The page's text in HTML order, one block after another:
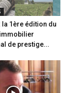
la 1ère édition du
de prestige...